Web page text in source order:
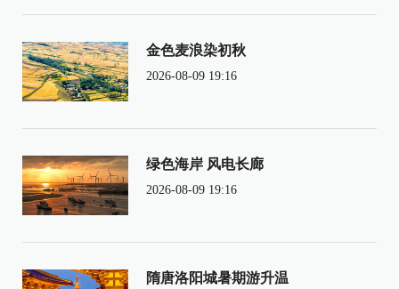
金色麦浪染初秋
2026-08-09 19:16
绿色海岸 风电长廊
2026-08-09 19:16
隋唐洛阳城暑期游升温